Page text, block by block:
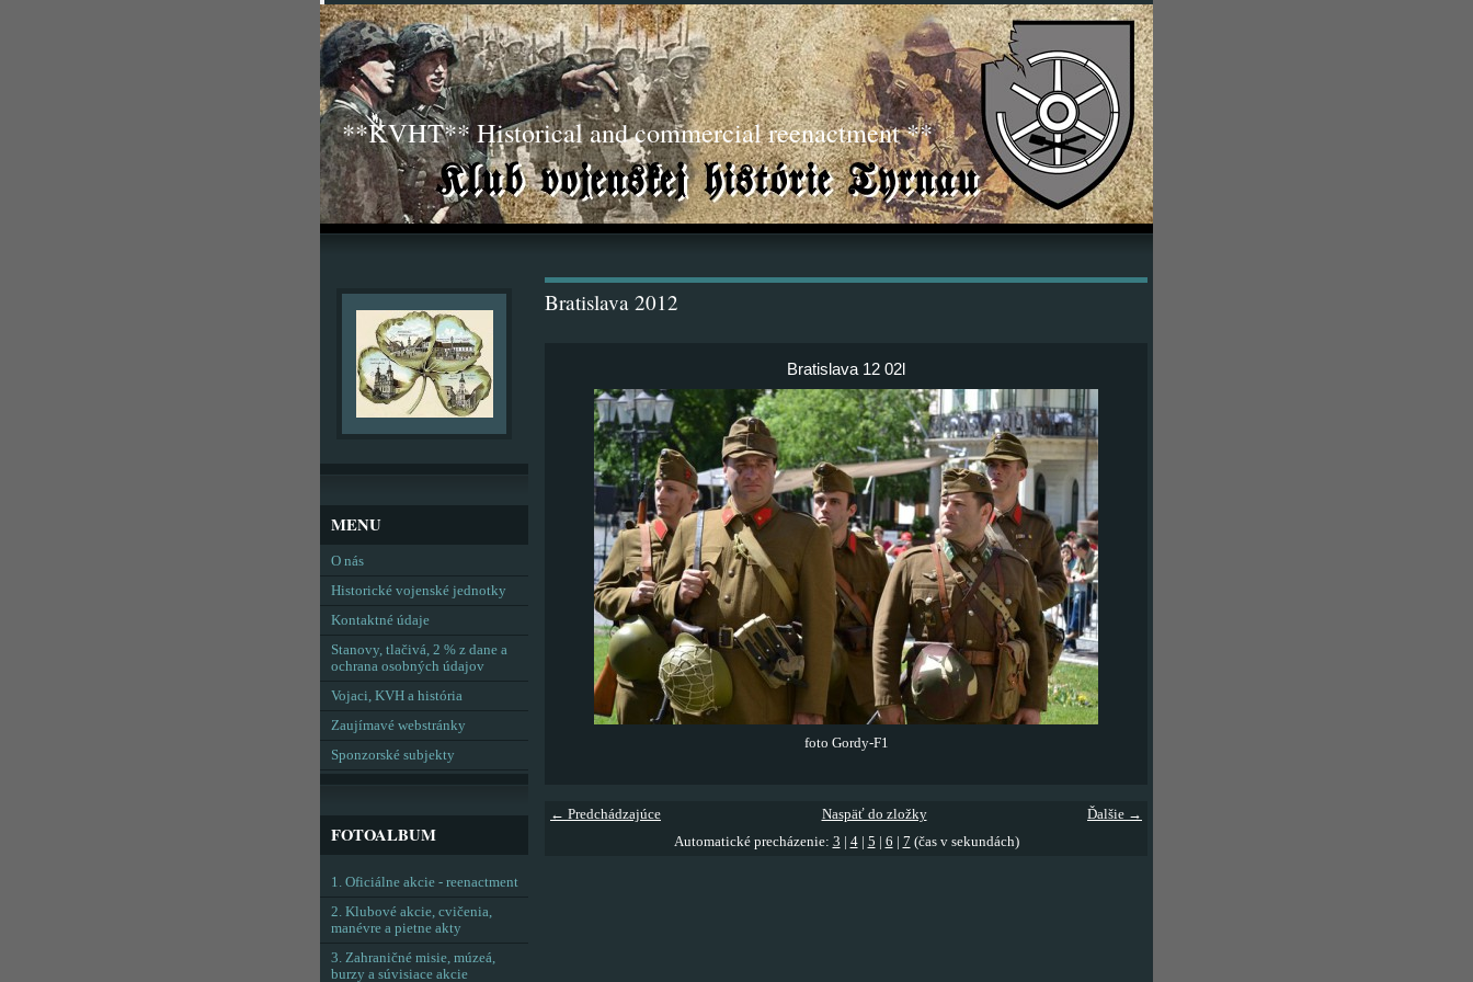
**KVHT** Historical and commercial reenactment **
Bratislava 2012
Bratislava 12 02l
foto Gordy-F1
← Predchádzajúce Ďalšie →
Naspäť do zložky
Automatické precházenie: 3 4| 5 6 7 (čas v sekundách)
MENU
O nás
Historické vojenské jednotky
Kontaktné údaje
Stanovy, tlačivá, 2 % z dane a
ochrana osobných údajov
Vojaci, KVH a história
Zaujímavé webstránky
Sponzorské subjekty
FOTOALBUM
1. Oficiálne akcie - reenactment
2. Klubové akcie, cvičenia,
manévre a pietne akty
3. Zahraničné misie, múzeá,
burzy a súvisiace akcie